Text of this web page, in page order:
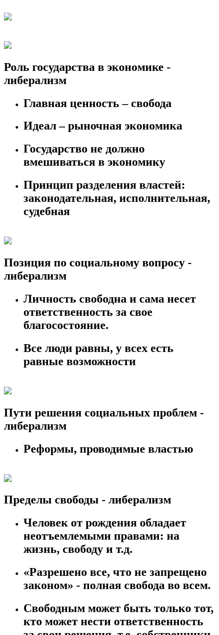
Роль государства в экономике -
либерализм
Главная ценность – свобода
Идеал – рыночная экономика
Государство не должно
вмешиваться в экономику
Принцип разделения властей:
законодательная, исполнительная,
судебная
Позиция по социальному вопросу -
либерализм
Личность свободна и сама несет
ответственность за свое
благосостояние.
Все люди равны, у всех есть
равные возможности
Пути решения социальных проблем -
либерализм
Реформы, проводимые властью
Пределы свободы - либерализм
Человек от рождения обладает
неотъемлемыми правами: на
жизнь, свободу и т.д.
«Разрешено все, что не запрещено
законом» - полная свобода во всем.
Свободным может быть только тот,
кто может нести ответственность